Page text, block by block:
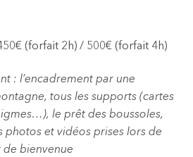
(forfait 2h) / 500€ (forfait 4h)
: l’encadrement par une
tous les supports (cartes
le prêt des boussoles,
photos et vidéos prises lors de
de bienvenue